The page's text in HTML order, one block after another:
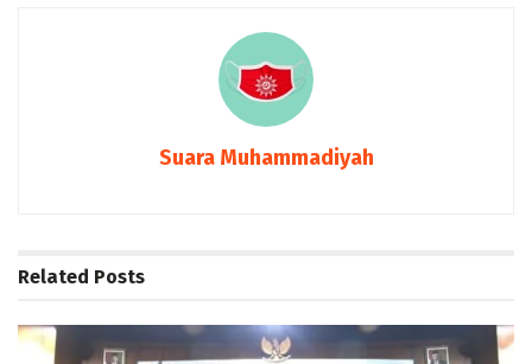
Suara Muhammadiyah
Related Posts